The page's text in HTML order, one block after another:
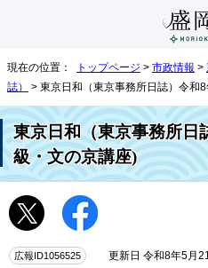
現在の位置： トップページ > 市政情報 >
誌）
> 東京日和（東京事務所日誌）令和
東京日和（東京事務所日
級・文の京講座)
広報ID1056525 更新日 令和8年5月